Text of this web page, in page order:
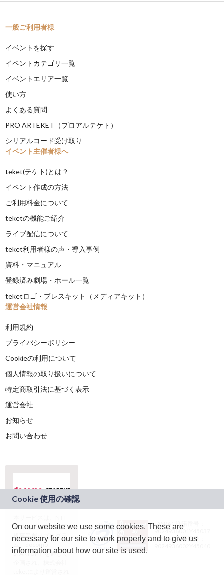
一般ご利用者様
イベントを探す
イベントカテゴリ一覧
イベントエリア一覧
使い方
よくある質問
PRO ARTEKET（プロアルテケト）
シリアルコード受け取り
イベント主催者様へ
teket(テケト)とは？
イベント作成の方法
ご利用料金について
teketの機能ご紹介
ライブ配信について
teket利用者様の声・導入事例
資料・マニュアル
登録済み劇場・ホール一覧
teketロゴ・プレスキット（メディアキット）
運営会社情報
利用規約
プライバシーポリシー
Cookieの利用について
個人情報の取り扱いについて
特定商取引法に基づく表示
運営会社
お知らせ
お問い合わせ
ドコモグループの新
規事業創出プログラ
ム「docomo
STARTUP」を通じて
JASRAC許諾番号：
9024936001Y45037
JASRAC許諾番号：
On our website we use some cookies. These are
necessary for our site to work properly and to give us
information about how our site is used.